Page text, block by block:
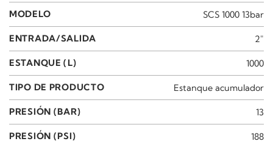
MODELO SCS 1000 13bar
ENTRADA/SALIDA 2"
ESTANQUE (L) 1000
TIPO DE PRODUCTO Estanque acumulador
PRESIÓN (BAR) 13
PRESIÓN (PSI) 188